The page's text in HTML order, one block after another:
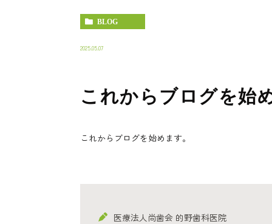
BLOG
2025.05.07
これからブログを始
これからブログを始めます。
医療法人尚歯会 的野歯科医院